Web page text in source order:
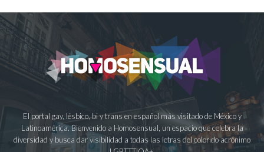
El portal gay, lésbico, bi y trans en español más visitado de México y
Latinoamérica. Bienvenido a Homosensual, un espacio que celebra la
diversidad y busca dar visibilidad a todas las letras del colorido acrónimo